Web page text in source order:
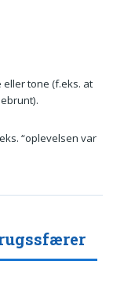
tone (f.eks. at
“oplevelsen var